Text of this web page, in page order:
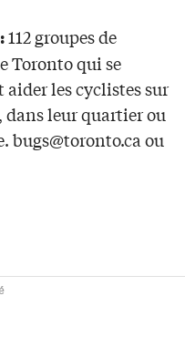
112 groupes de
Toronto qui se
aider les cyclistes sur
dans leur quartier ou
bugs@toronto.caou